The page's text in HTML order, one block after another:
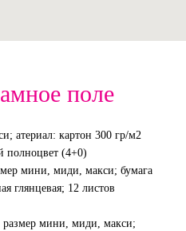
поле
атериал: картон 300 гр/м2
полноцвет (4+0)
мини, миди, макси; бумага
глянцевая; 12 листов
размер мини, миди, макси;